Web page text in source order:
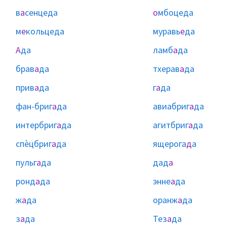
васенцеда омбоцеда
мекольцеда муравьеда
Ада ламбада
бравада тхеравада
привада гада
фан-бригада авиабригада
интербригада агитбригада
спѐцбригада ящерогада
пульгада дада
рондада эннеада
жада оранжада
зада Тезада